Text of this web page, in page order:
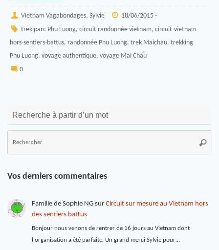
Vietnam Vagabondages, Sylvie 18/06/2015 -
trek parc Phu Luong, circuit randonnée vietnam, circuit-vietnam-
hors-sentiers-battus, randonnée Phu Luong, trek Maichau, trekking
Phu Luong, voyage authentique, voyage Mai Chau
0
Recherche à partir d’un mot
Vos derniers commentaires
Famille de Sophie NGsur Circuit sur mesure au Vietnam hors
des sentiers battus
Bonjour nous venons de rentrer de 16 jours au Vietnam dont
l'organisation a été parfaite. Un grand merci Sylvie pour…